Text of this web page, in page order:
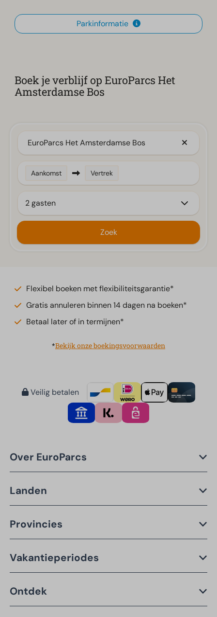
Parkinformatie
Boek je verblijf op EuroParcs Het
Amsterdamse Bos
EuroParcs Het Amsterdamse Bos
Aankomst Vertrek
2 gasten
Zoek
Flexibel boeken met flexibiliteitsgarantie*
Gratis annuleren binnen 14 dagen na boeken*
Betaal later of in termijnen*
*Bekijk onze boekingsvoorwaarden
Veilig betalen
Over EuroParcs
Landen
Provincies
Vakantieperiodes
Ontdek